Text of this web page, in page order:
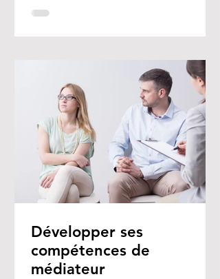
Développer ses
compétences de
médiateur